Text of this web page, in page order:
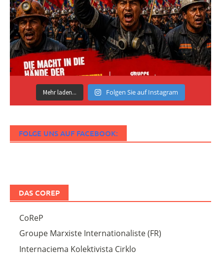
Mehr laden... Folgen Sie auf Instagram
FOLGE UNS AUF FACEBOOK:
DAS COREP
CoReP
Groupe Marxiste Internationaliste (FR)
Internaciema Kolektivista Cirklo